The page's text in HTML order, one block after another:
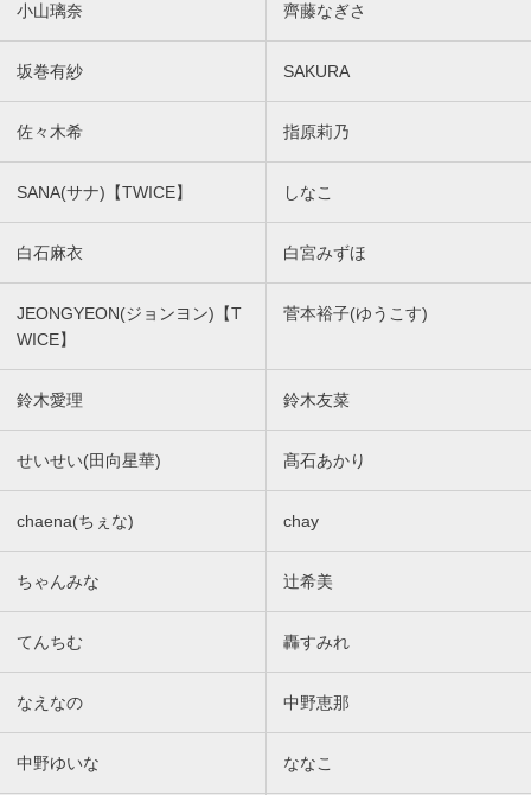
小山璃奈 齊藤なぎさ
坂巻有紗 SAKURA
佐々木希 指原莉乃
SANA(サナ)【TWICE】 しなこ
白石麻衣 白宮みずほ
JEONGYEON(ジョンヨン)【T
WICE】
菅本裕子(ゆうこす)
鈴木愛理 鈴木友菜
せいせい(田向星華) 髙石あかり
chaena(ちぇな) chay
ちゃんみな 辻希美
てんちむ 轟すみれ
なえなの 中野恵那
中野ゆいな ななこ